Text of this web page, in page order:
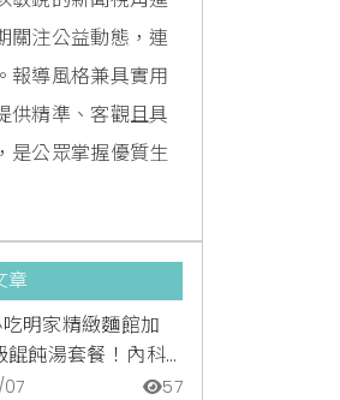
關注公益動態，連
報導風格兼具實用
供精準、客觀且具
是公眾掌握優質生
章
明家精緻麵館加
餛飩湯套餐！內科
臭豆腐麵與牛肉麵
57